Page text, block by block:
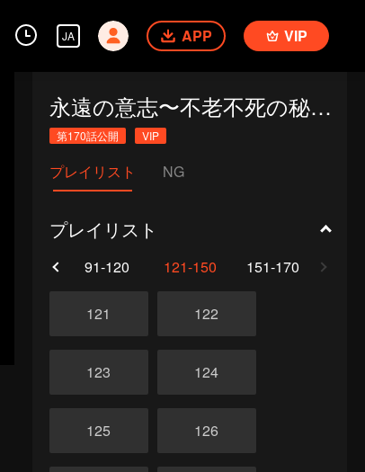
JA APP VIP
永遠の意志〜不老不死の秘法〜
第170話公開 VIP
プレイリスト NG
プレイリスト
91-120 121-150 151-170
121 122
123 124
125 126